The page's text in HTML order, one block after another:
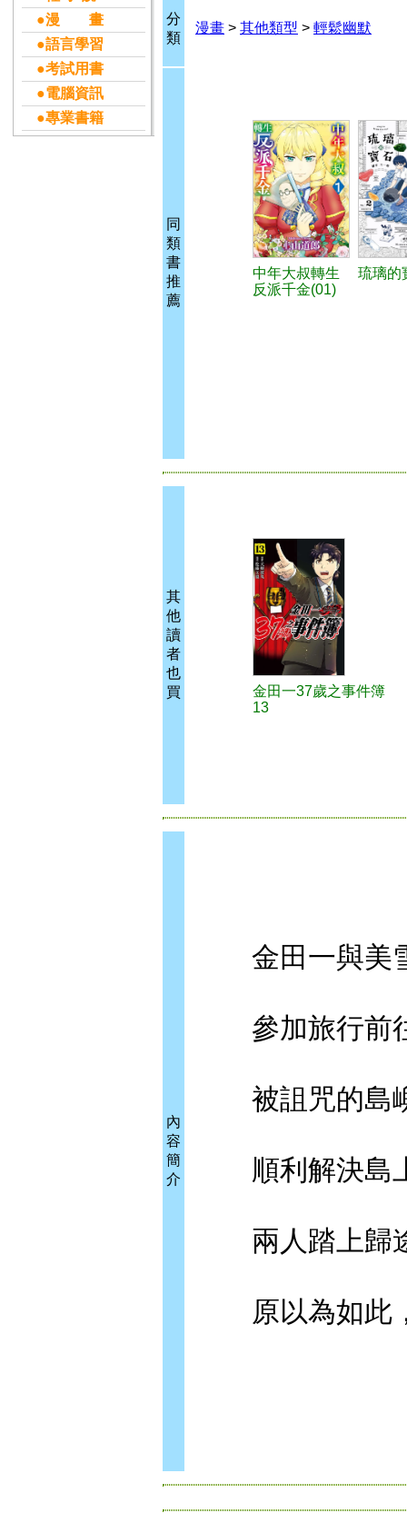
●漫 畫
●語言學習
●考試用書
●電腦資訊
●專業書籍
分
類
漫畫 > 其他類型 > 輕鬆幽默
同
類
書
推
薦
中年大叔轉生
反派千金(01)
琉璃的
其
他
讀
者
也
買
金田一37歲之事件簿
13
內
容
簡
介
金田一與美
參加旅行前
被詛咒的島
順利解決島
兩人踏上歸
原以為如此